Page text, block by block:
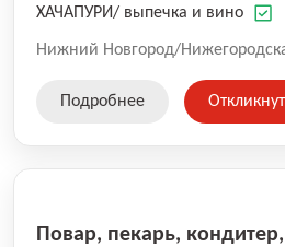
ХАЧАПУРИ/ выпечка и вино
Нижний Новгород/
Подробнее
Повар, пекарь,